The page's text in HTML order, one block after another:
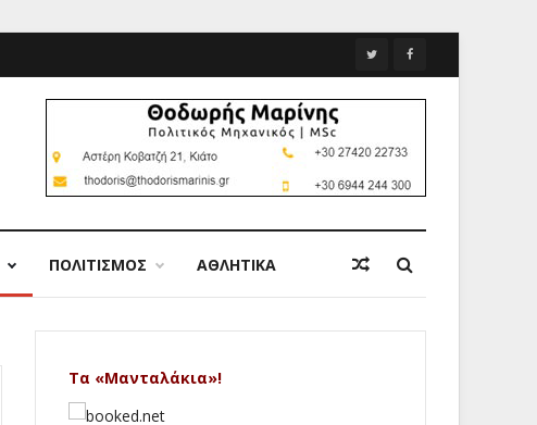
ΠΟΛΙΤΙΣΜΟΣ ΑΘΛΗΤΙΚΑ
Τα «Μανταλάκια»!